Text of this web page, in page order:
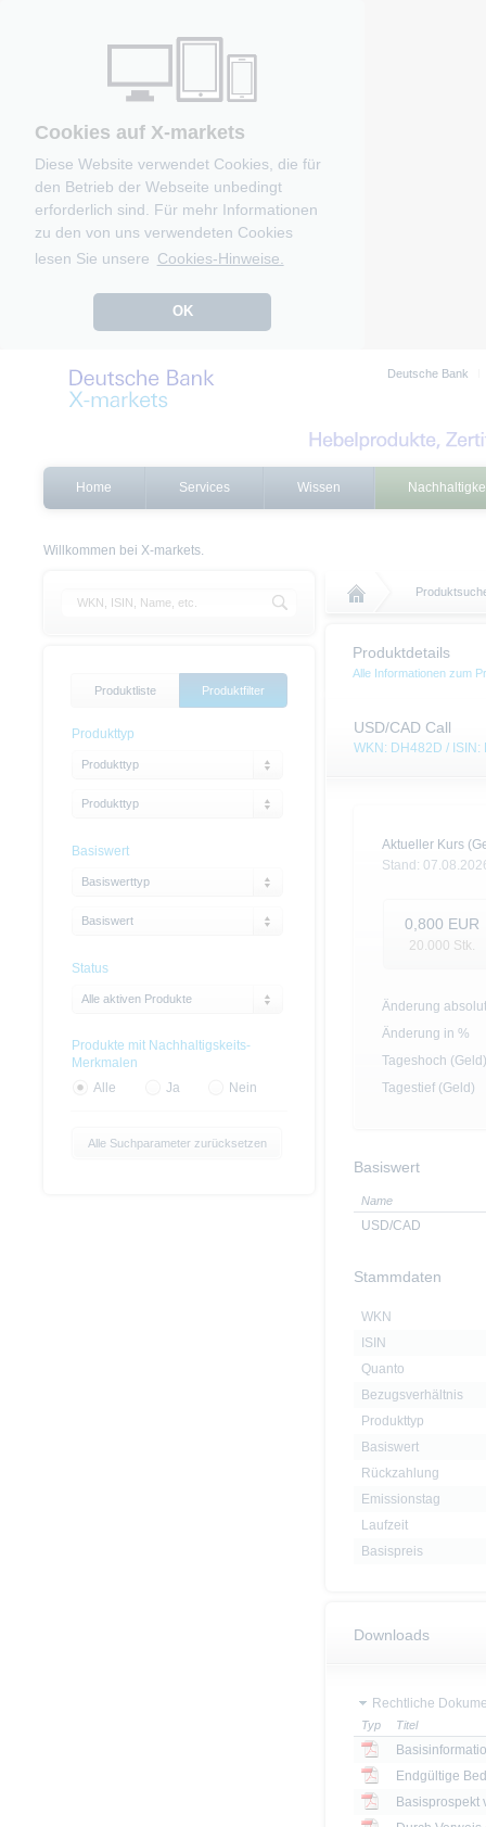
Cookies auf X-markets
Diese Website verwendet Cookies, die für
den Betrieb der Webseite unbedingt
erforderlich sind. Für mehr Informationen
zu den von uns verwendeten Cookies
lesen Sie unsere Cookies-Hinweise.
OK
Deutsche Bank
Home Services Wissen
Willkommen bei X-markets.
Produktdetails
Alle Informationen zum
USD/CAD Call
WKN: DH482D /
Aktueller Kurs
Stand:
0,800 EUR
20.000 Stk.
Änderung absolut
Änderung in %
Tageshoch (Geld)
Tagestief (Geld)
Basiswert
Name
USD/CAD
Stammdaten
WKN
ISIN
Quanto
Bezugsverhältnis
Produkttyp
Basiswert
Rückzahlung
Emissionstag
Laufzeit
Basispreis
Downloads
Rechtliche
Typ Titel
Endgültige
Basisprospekt
Produktliste Produktfilter
Produkttyp
Produkttyp
Produkttyp
Basiswert
Basiswerttyp
Basiswert
Status
Alle aktiven Produkte
Produkte mit Nachhaltigskeits-
Merkmalen
Alle
Ja Nein
Alle Suchparameter zurücksetzen